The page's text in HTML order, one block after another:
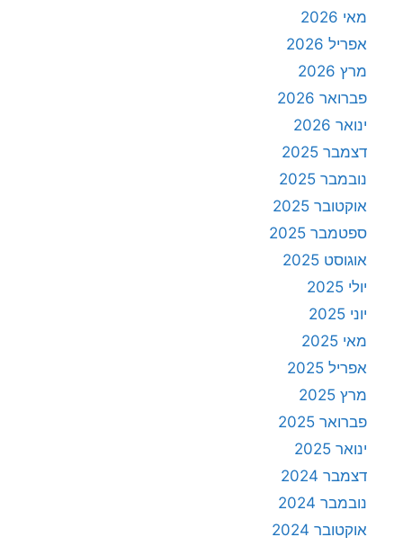
מאי 2026
אפריל 2026
מרץ 2026
פברואר 2026
ינואר 2026
דצמבר 2025
נובמבר 2025
אוקטובר 2025
ספטמבר 2025
אוגוסט 2025
יולי 2025
יוני 2025
מאי 2025
אפריל 2025
מרץ 2025
פברואר 2025
ינואר 2025
דצמבר 2024
נובמבר 2024
אוקטובר 2024